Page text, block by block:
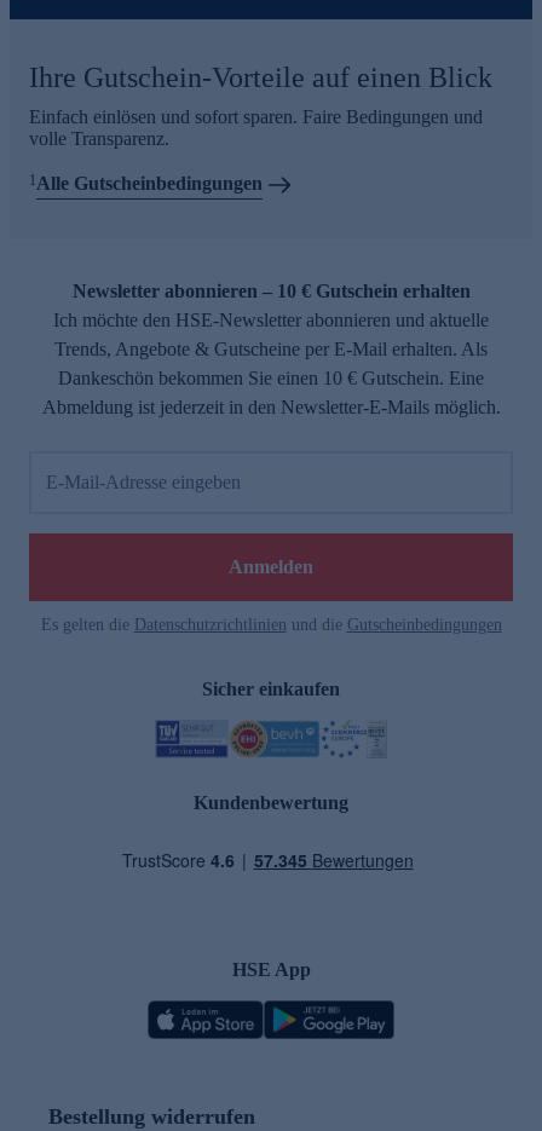
Ihre Gutschein-Vorteile auf einen Blick
Einfach einlösen und sofort sparen. Faire Bedingungen und
volle Transparenz.
1 Alle Gutscheinbedingungen
Newsletter abonnieren – 10 € Gutschein erhalten
Ich möchte den HSE-Newsletter abonnieren und aktuelle
Trends, Angebote & Gutscheine per E-Mail erhalten. Als
Dankeschön bekommen Sie einen 10 € Gutschein. Eine
Abmeldung ist jederzeit in den Newsletter-E-Mails möglich.
E-Mail-Adresse eingeben
Anmelden
Es gelten die Datenschutzrichtlinien und die Gutscheinbedingungen
Sicher einkaufen
Kundenbewertung
HSE App
Bestellung widerrufen